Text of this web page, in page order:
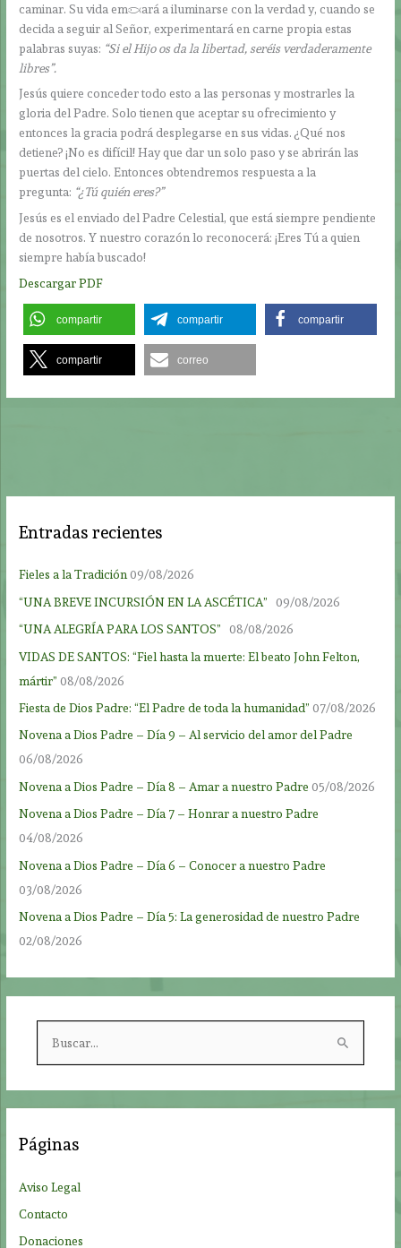
caminar. Su vida empezará a iluminarse con la verdad y, cuando se
decida a seguir al Señor, experimentará en carne propia estas
palabras suyas: “Si el Hijo os da la libertad, seréis verdaderamente
libres”.
Jesús quiere conceder todo esto a las personas y mostrarles la
gloria del Padre. Solo tienen que aceptar su ofrecimiento y
entonces la gracia podrá desplegarse en sus vidas. ¿Qué nos
detiene? ¡No es difícil! Hay que dar un solo paso y se abrirán las
puertas del cielo. Entonces obtendremos respuesta a la
pregunta: “¿Tú quién eres?”
Jesús es el enviado del Padre Celestial, que está siempre pendiente
de nosotros. Y nuestro corazón lo reconocerá: ¡Eres Tú a quien
siempre había buscado!
Descargar PDF
compartir compartir compartir
compartir correo
Entradas recientes
Fieles a la Tradición09/08/2026
“UNA BREVE INCURSIÓN EN LA ASCÉTICA”
09/08/2026
“UNA ALEGRÍA PARA LOS SANTOS”
08/08/2026
VIDAS DE SANTOS: “Fiel hasta la muerte: El beato John Felton,
mártir” 08/08/2026
Fiesta de Dios Padre: “El Padre de toda la humanidad” 07/08/2026
Novena a Dios Padre – Día 9 – Al servicio del amor del Padre
06/08/2026
Novena a Dios Padre – Día 8 – Amar a nuestro Padre 05/08/2026
Novena a Dios Padre – Día 7 – Honrar a nuestro Padre
04/08/2026
Novena a Dios Padre – Día 6 – Conocer a nuestro Padre
03/08/2026
Novena a Dios Padre – Día 5: La generosidad de nuestro Padre
02/08/2026
r
Páginas
Aviso Legal
Contacto
Donaciones